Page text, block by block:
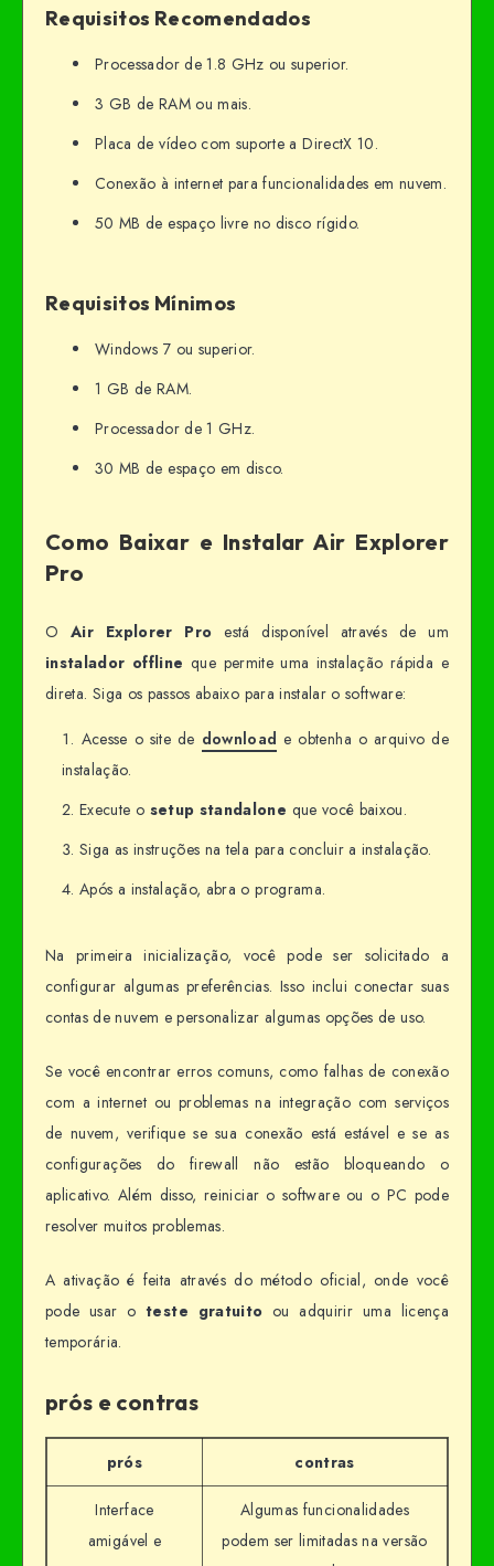
Requisitos Recomendados
Processador de 1.8 GHz ou superior.
3 GB de RAM ou mais.
Placa de vídeo com suporte a DirectX 10.
Conexão à internet para funcionalidades em nuvem.
50 MB de espaço livre no disco rígido.
Requisitos Mínimos
Windows 7 ou superior.
1 GB de RAM.
Processador de 1 GHz.
30 MB de espaço em disco.
Como Baixar e Instalar Air Explorer
Pro
OAir Explorer Pro está disponível através de um
instalador offline que permite uma instalação rápida e
direta. Siga os passos abaixo para instalar o software:
Acesse o site de download e obtenha o arquivo de
instalação.
Execute o setup standalone que você baixou.
Siga as instruções na tela para concluir a instalação.
Após a instalação, abra o programa.
Na primeira inicialização, você pode ser solicitado a
configurar algumas preferências. Isso inclui conectar suas
contas de nuvem e personalizar algumas opções de uso.
Se você encontrar erros comuns, como falhas de conexão
com a internet ou problemas na integração com serviços
de nuvem, verifique se sua conexão está estável e se as
configurações do firewall não estão bloqueando o
aplicativo. Além disso, reiniciar o software ou o PC pode
resolver muitos problemas.
A ativação é feita através do método oficial, onde você
pode usar oteste gratuito ou adquirir uma licença
temporária.
prós e contras
prós contras
Interface
amigável e
Algumas funcionalidades
podem ser limitadas na versão